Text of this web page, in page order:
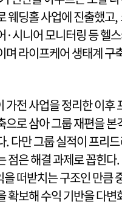
웨딩홀 사업에 진출했고,
·시니어 모니터링 등 헬
며 라이프케어 생태계 구
가전 사업을 정리한 이후
으로 삼아 그룹 재편을 본
. 다만 그룹 실적이 프리
점은 해결 과제로 꼽힌다
떠받치는 구조인 만큼
확보해 수익 기반을 다변